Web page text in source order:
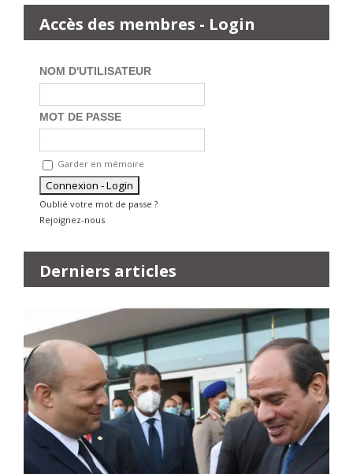
Accès des membres - Login
NOM D'UTILISATEUR
MOT DE PASSE
Garder en mémoire
Oublié votre mot de passe ?
Rejoignez-nous
Derniers articles